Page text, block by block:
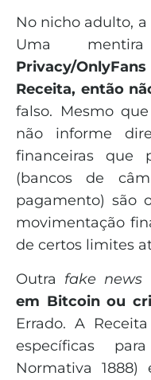
No nicho adulto,
Uma
Privacy/
Receita, então
falso. Mesmo
não informe
financeiras que
(bancos de
pagamento) são
movimentação
de certos limites
Outra fake news
em Bitcoin ou
Errado. A
específicas
Normativa 1888)